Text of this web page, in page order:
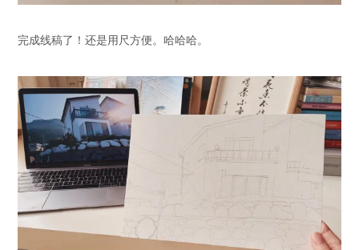
完成线稿了！还是用尺方便。哈哈哈。